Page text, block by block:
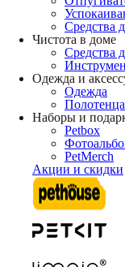
Средства
Чистота в доме
Средства
Одежда и
Одежда
Полотенца
Наборы и
Petbox
PetMerch
Акции и скидки